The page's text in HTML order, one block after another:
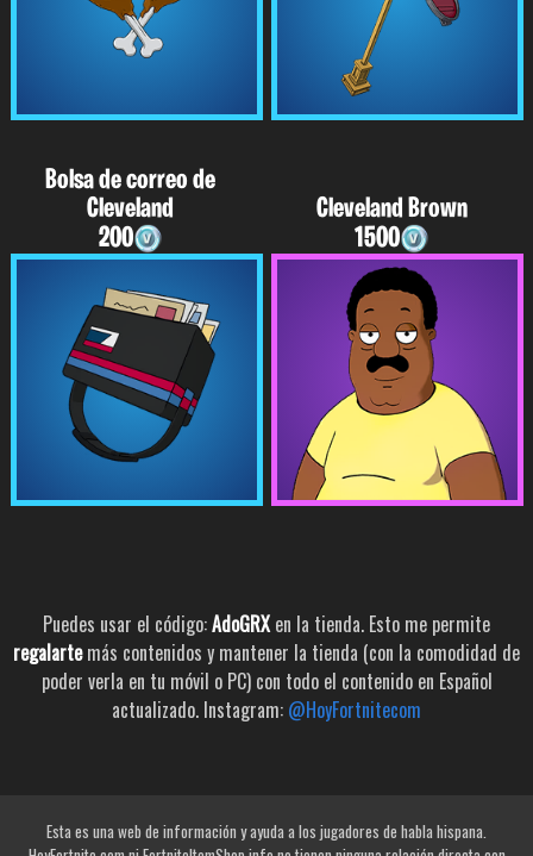
Bolsa de correo de
Cleveland
200
Cleveland Brown
1500
Puedes usar el código:AdoGRX en la tienda. Esto me permite
regalartemás contenidos y mantener la tienda (con la comodidad de
poder verla en tu móvil o PC) con todo el contenido en Español
actualizado. Instagram: @HoyFortnitecom
Esta es una web de información y ayuda a los jugadores de habla hispana.